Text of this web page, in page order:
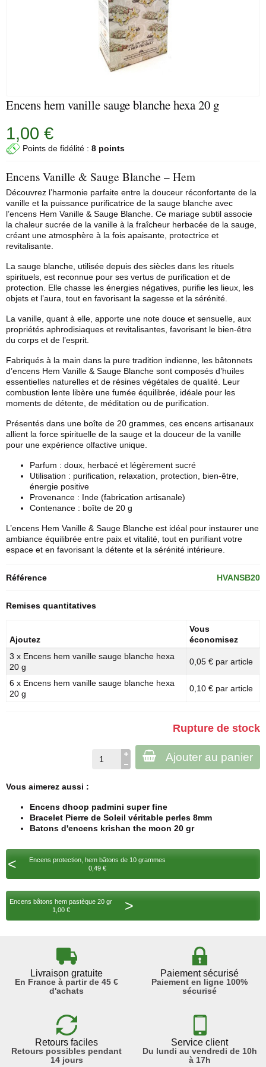
Encens hem vanille sauge blanche hexa 20 g
1,00 €
Points de fidélité : 8 points
Encens Vanille & Sauge Blanche – Hem
Découvrez l’harmonie parfaite entre la douceur réconfortante de la
vanille et la puissance purificatrice de la sauge blanche avec
l’encens Hem Vanille & Sauge Blanche. Ce mariage subtil associe
la chaleur sucrée de la vanille à la fraîcheur herbacée de la sauge,
créant une atmosphère à la fois apaisante, protectrice et
revitalisante.
La sauge blanche, utilisée depuis des siècles dans les rituels
spirituels, est reconnue pour ses vertus de purification et de
protection. Elle chasse les énergies négatives, purifie les lieux, les
objets et l’aura, tout en favorisant la sagesse et la sérénité.
La vanille, quant à elle, apporte une note douce et sensuelle, aux
propriétés aphrodisiaques et revitalisantes, favorisant le bien-être
du corps et de l’esprit.
Fabriqués à la main dans la pure tradition indienne, les bâtonnets
d’encens Hem Vanille & Sauge Blanche sont composés d’huiles
essentielles naturelles et de résines végétales de qualité. Leur
combustion lente libère une fumée équilibrée, idéale pour les
moments de détente, de méditation ou de purification.
Présentés dans une boîte de 20 grammes, ces encens artisanaux
allient la force spirituelle de la sauge et la douceur de la vanille
pour une expérience olfactive unique.
Parfum : doux, herbacé et légèrement sucré
Utilisation : purification, relaxation, protection, bien-être,
énergie positive
Provenance : Inde (fabrication artisanale)
Contenance : boîte de 20 g
L’encens Hem Vanille & Sauge Blanche est idéal pour instaurer une
ambiance équilibrée entre paix et vitalité, tout en purifiant votre
espace et en favorisant la détente et la sérénité intérieure.
Référence HVANSB20
Remises quantitatives
Ajoutez
Vous
économisez
3 x Encens hem vanille sauge blanche hexa
20 g
0,05 € par article
6 x Encens hem vanille sauge blanche hexa
20 g
0,10 € par article
Rupture de stock
Ajouter au panier
Vous aimerez aussi :
Encens dhoop padmini super fine
Bracelet Pierre de Soleil véritable perles 8mm
Batons d'encens krishan the moon 20 gr
<
Encens protection, hem bâtons de 10 grammes
0,49 €
Encens bâtons hem pastèque 20 gr
1,00 €
>
Livraison gratuite
En France à partir de 45 €
d'achats
Paiement sécurisé
Paiement en ligne 100%
sécurisé
Retours faciles
Retours possibles pendant
14 jours
Service client
Du lundi au vendredi de 10h
à 17h